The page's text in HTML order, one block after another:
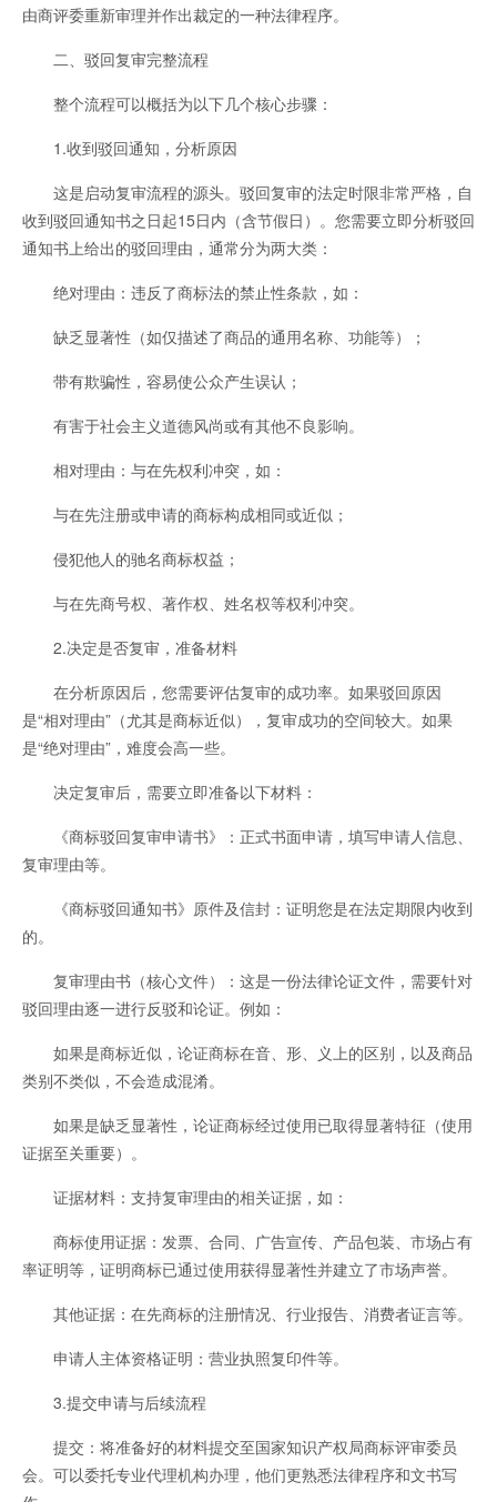
由商评委重新审理并作出裁定的一种法律程序。
二、驳回复审完整流程
整个流程可以概括为以下几个核心步骤：
1.收到驳回通知，分析原因
这是启动复审流程的源头。驳回复审的法定时限非常严格，自
收到驳回通知书之日起15日内（含节假日）。您需要立即分析驳回
通知书上给出的驳回理由，通常分为两大类：
绝对理由：违反了商标法的禁止性条款，如：
缺乏显著性（如仅描述了商品的通用名称、功能等）；
带有欺骗性，容易使公众产生误认；
有害于社会主义道德风尚或有其他不良影响。
相对理由：与在先权利冲突，如：
与在先注册或申请的商标构成相同或近似；
侵犯他人的驰名商标权益；
与在先商号权、著作权、姓名权等权利冲突。
2.决定是否复审，准备材料
在分析原因后，您需要评估复审的成功率。如果驳回原因
是“相对理由”（尤其是商标近似），复审成功的空间较大。如果
是“绝对理由”，难度会高一些。
决定复审后，需要立即准备以下材料：
《商标驳回复审申请书》：正式书面申请，填写申请人信息、
复审理由等。
《商标驳回通知书》原件及信封：证明您是在法定期限内收到
的。
复审理由书（核心文件）：这是一份法律论证文件，需要针对
驳回理由逐一进行反驳和论证。例如：
如果是商标近似，论证商标在音、形、义上的区别，以及商品
类别不类似，不会造成混淆。
如果是缺乏显著性，论证商标经过使用已取得显著特征（使用
证据至关重要）。
证据材料：支持复审理由的相关证据，如：
商标使用证据：发票、合同、广告宣传、产品包装、市场占有
率证明等，证明商标已通过使用获得显著性并建立了市场声誉。
其他证据：在先商标的注册情况、行业报告、消费者证言等。
申请人主体资格证明：营业执照复印件等。
3.提交申请与后续流程
提交：将准备好的材料提交至国家知识产权局商标评审委员
会。可以委托专业代理机构办理，他们更熟悉法律程序和文书写